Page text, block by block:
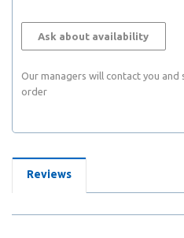
Ask about availability
Our managers will contact you
order
Reviews